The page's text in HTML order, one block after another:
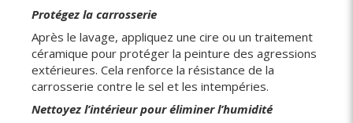
Protégez la carrosserie
Après le lavage, appliquez une cire ou un traitement
céramique pour protéger la peinture des agressions
extérieures. Cela renforce la résistance de la
carrosserie contre le sel et les intempéries.
Nettoyez l’intérieur pour éliminer l’humidité